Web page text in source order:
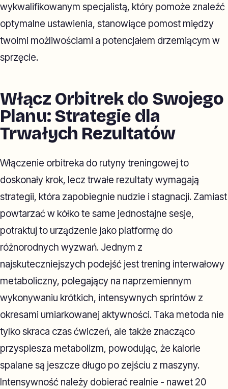
wykwalifikowanym specjalistą, który pomoże znaleźć
optymalne ustawienia, stanowiące pomost między
twoimi możliwościami a potencjałem drzemiącym w
sprzęcie.
Włącz Orbitrek do Swojego
Planu: Strategie dla
Trwałych Rezultatów
Włączenie orbitreka do rutyny treningowej to
doskonały krok, lecz trwałe rezultaty wymagają
strategii, która zapobiegnie nudzie i stagnacji. Zamiast
powtarzać w kółko te same jednostajne sesje,
potraktuj to urządzenie jako platformę do
różnorodnych wyzwań. Jednym z
najskuteczniejszych podejść jest trening interwałowy
metaboliczny, polegający na naprzemiennym
wykonywaniu krótkich, intensywnych sprintów z
okresami umiarkowanej aktywności. Taka metoda nie
tylko skraca czas ćwiczeń, ale także znacząco
przyspiesza metabolizm, powodując, że kalorie
spalane są jeszcze długo po zejściu z maszyny.
Intensywność należy dobierać realnie - nawet 20